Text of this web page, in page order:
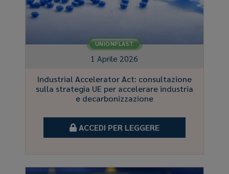
UNIONPLAST
1 Aprile 2026
Industrial Accelerator Act: consultazione
sulla strategia UE per accelerare industria
e decarbonizzazione
ACCEDI PER LEGGERE